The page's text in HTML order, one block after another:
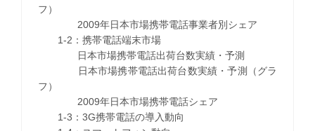
フ）
2009年日本市場携帯電話事業者別シェア
1-2：携帯電話端末市場
日本市場携帯電話出荷台数実績・予測
日本市場携帯電話出荷台数実績・予測（グラ
フ）
2009年日本市場携帯電話シェア
1-3：3G携帯電話の導入動向